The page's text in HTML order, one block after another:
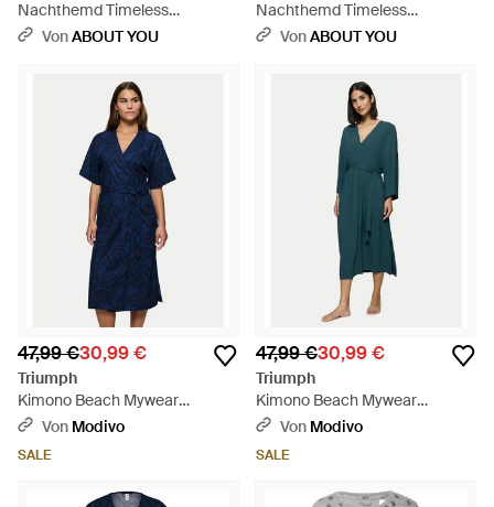
Nachthemd Timeless
Sensuality - Grau
VonABOUT YOU
Nachthemd Timeless
Sensuality - Schwarz
VonABOUT YOU
47,99 €30,99 €
Triumph
Kimono Beach Mywear
10222618 Relaxed Fit - Blau
Von Modivo
SALE
47,99 €30,99 €
Triumph
Kimono Beach Mywear
10222618 Relaxed Fit - Grün
Von Modivo
SALE